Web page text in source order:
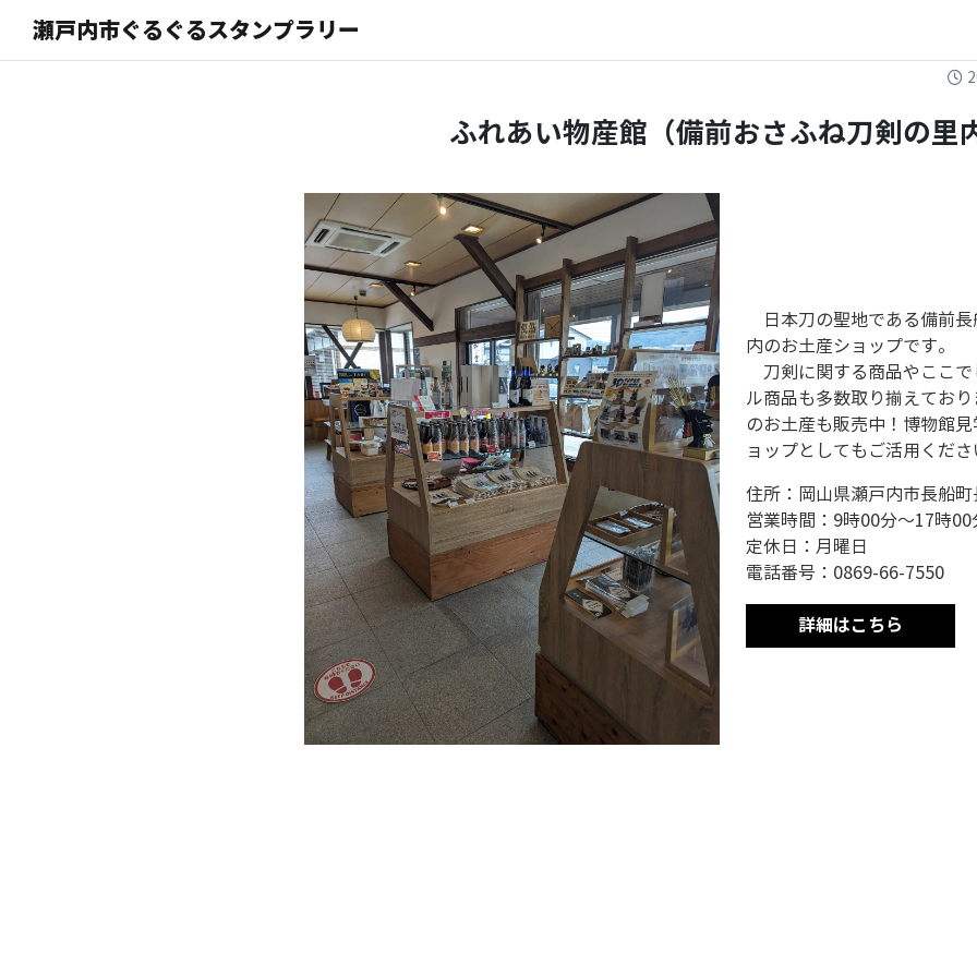
瀬戸内市ぐるぐるスタンプラリー
ふれあい物産館（備前おさふね刀剣の里
日本刀の聖地である備前長
内のお土産ショップです。
刀剣に関する商品やここで
ル商品も多数取り揃えてお
のお土産も販売中！博物館
ョップとしてもご活用くださ
住所：岡山県瀬戸内市長船
営業時間：9時00分～17時00
定休日：月曜日
電話番号：0869-66-7550
詳細はこちら